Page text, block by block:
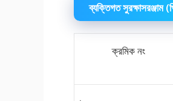
ব্যক্তিগত সুরক্ষাসরঞ্জাম
ক্রমিক নং